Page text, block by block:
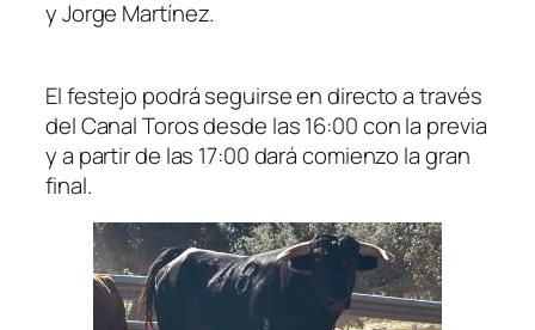
y Jorge Martínez.
El festejo podrá seguirse en directo a través
del Canal Toros desde las 16:00 con la previa
y a partir de las 17:00 dará comienzo la gran
final.